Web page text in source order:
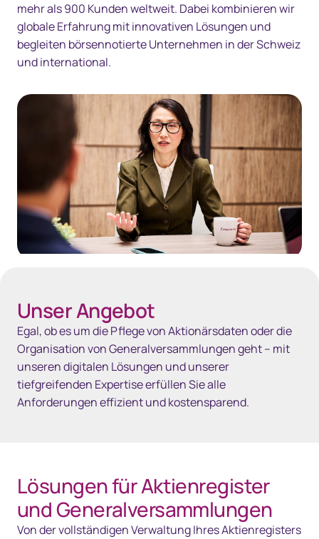
mehr als 900 Kunden weltweit. Dabei kombinieren wir
globale Erfahrung mit innovativen Lösungen und
begleiten börsennotierte Unternehmen in der Schweiz
und international.
Unser Angebot
Egal, ob es um die Pflege von Aktionärsdaten oder die
Organisation von Generalversammlungen geht – mit
unseren digitalen Lösungen und unserer
tiefgreifenden Expertise erfüllen Sie alle
Anforderungen effizient und kostensparend.
Lösungen für Aktienregister
und Generalversammlungen
Von der vollständigen Verwaltung Ihres Aktienregisters